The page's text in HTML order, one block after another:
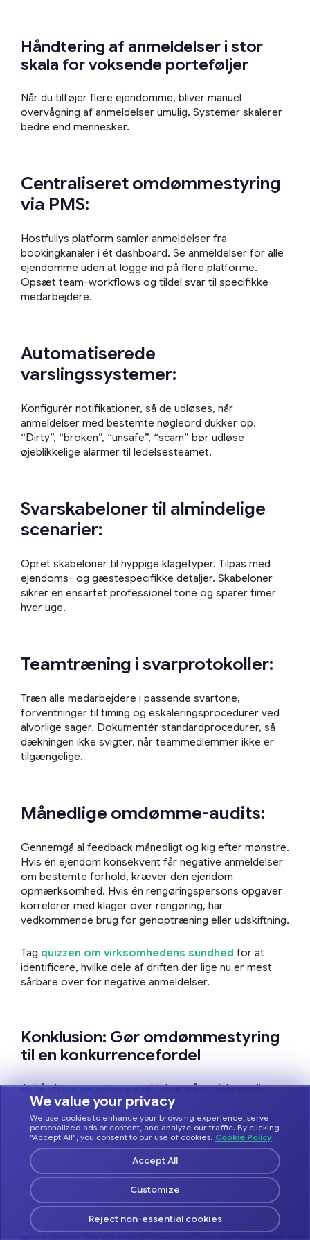
We value your privacy
We use cookies to enhance your browsing experience, serve
personalized ads or content, and analyze our traffic. By clicking
"Accept All", you consent to our use of cookies. Cookie Policy
Customize
Reject non-essential cookies
Accept All
Håndtering af anmeldelser i stor
skala for voksende porteføljer
Når du tilføjer flere ejendomme, bliver manuel
overvågning af anmeldelser umulig. Systemer skalerer
bedre end mennesker.
Centraliseret omdømmestyring
via PMS:
Hostfullys platform samler anmeldelser fra
bookingkanaler i ét dashboard. Se anmeldelser for alle
ejendomme uden at logge ind på flere platforme.
Opsæt team-workflows og tildel svar til specifikke
medarbejdere.
Automatiserede
varslingssystemer:
Konfigurér notifikationer, så de udløses, når
anmeldelser med bestemte nøgleord dukker op.
“Dirty”, “broken”, “unsafe”, “scam” bør udløse
øjeblikkelige alarmer til ledelsesteamet.
Svarskabeloner til almindelige
scenarier:
Opret skabeloner til hyppige klagetyper. Tilpas med
ejendoms- og gæstespecifikke detaljer. Skabeloner
sikrer en ensartet professionel tone og sparer timer
hver uge.
Teamtræning i svarprotokoller:
Træn alle medarbejdere i passende svartone,
forventninger til timing og eskaleringsprocedurer ved
alvorlige sager. Dokumentér standardprocedurer, så
dækningen ikke svigter, når teammedlemmer ikke er
tilgængelige.
Månedlige omdømme-audits:
Gennemgå al feedback månedligt og kig efter mønstre.
Hvis én ejendom konsekvent får negative anmeldelser
om bestemte forhold, kræver den ejendom
opmærksomhed. Hvis én rengøringspersons opgaver
korrelerer med klager over rengøring, har
vedkommende brug for genoptræning eller udskiftning.
Tag quizzen om virksomhedens sundhed for at
identificere, hvilke dele af driften der lige nu er mest
sårbare over for negative anmeldelser.
Konklusion: Gør omdømmestyring
til en konkurrencefordel
At håndtere negative anmeldelser på sociale medier
handler ikke kun om skadesbegrænsning. Det handler
om at opbygge en professionel drift, der skaber tillid
gennem gennemsigtighed og handlekraft. Når du svarer
professionelt, forebygger problemer proaktivt og
bruger feedback til løbende forbedringer, bliver
omdømmestyring en konkurrencefordel, der driver
flere bookinger.
Klar til at opbygge systemer, der forebygger negative